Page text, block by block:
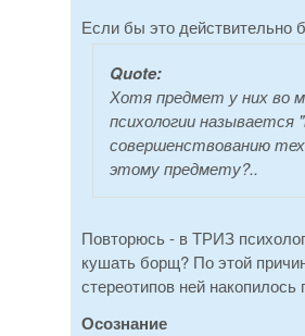
Если бы это
Quote:
Хотя предмет у них во
психологии называется
совершенствованию
этому предмету?..
Повторюсь - в ТРИЗ
кушать борщ? По этой
стереотипов ней накопилось
Осознание